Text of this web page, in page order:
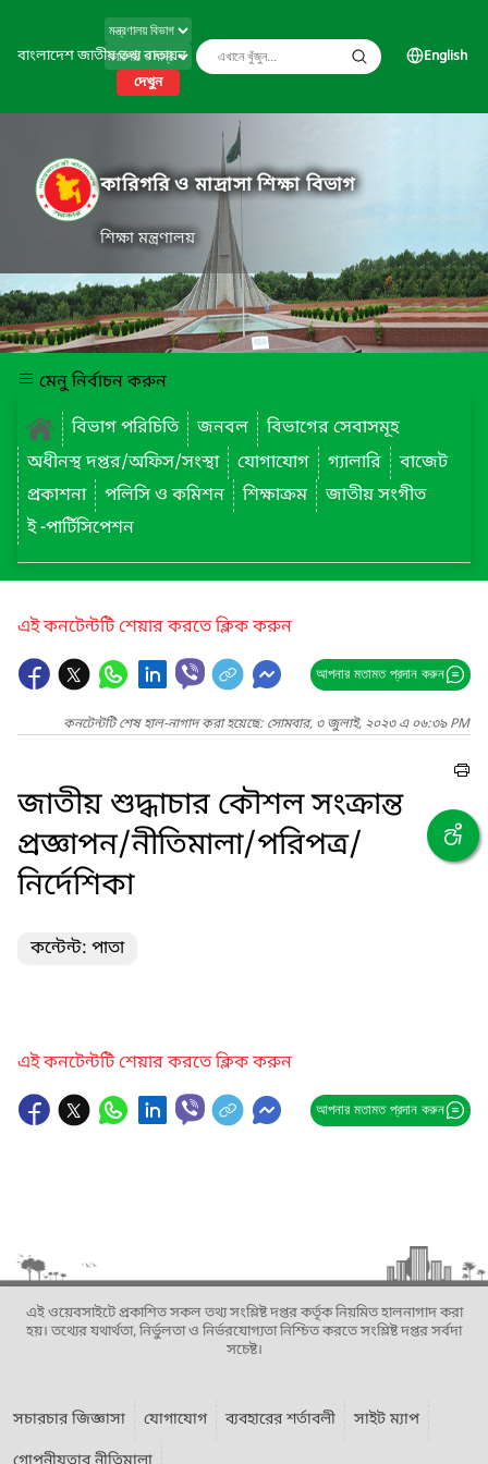
বাংলাদেশ জাতীয় তথ্য বাতায়ন
দেখুন
English
কারিগরি ও মাদ্রাসা শিক্ষা বিভাগ
শিক্ষা মন্ত্রণালয়
মেনু নির্বাচন করুন
বিভাগ পরিচিতি
জনবল
বিভাগের সেবাসমূহ
অধীনস্থ দপ্তর/অফিস/সংস্থা
যোগাযোগ গ্যালারি
বাজেট
প্রকাশনা
পলিসি ও কমিশন শিক্ষাক্রম
জাতীয় সংগীত
ই -পার্টিসিপেশন
এই কনটেন্টটি শেয়ার করতে ক্লিক করুন
আপনার মতামত প্রদান করুন
কনটেন্টটি শেষ হাল-নাগাদ করা হয়েছে: সোমবার, ৩ জুলাই, ২০২৩ এ ০৬:৩৯ PM
জাতীয় শুদ্ধাচার কৌশল সংক্রান্ত
প্রজ্ঞাপন/নীতিমালা/পরিপত্র/
নির্দেশিকা
কন্টেন্ট: পাতা
এই কনটেন্টটি শেয়ার করতে ক্লিক করুন
আপনার মতামত প্রদান করুন
এই ওয়েবসাইটে প্রকাশিত সকল তথ্য সংশ্লিষ্ট দপ্তর কর্তৃক নিয়মিত হালনাগাদ করা
হয়। তথ্যের যথার্থতা, নির্ভুলতা ও নির্ভরযোগ্যতা নিশ্চিত করতে সংশ্লিষ্ট দপ্তর সর্বদা
সচেষ্ট।
সচারচার জিজ্ঞাসা যোগাযোগ ব্যবহারের শর্তাবলী
সাইট ম্যাপ